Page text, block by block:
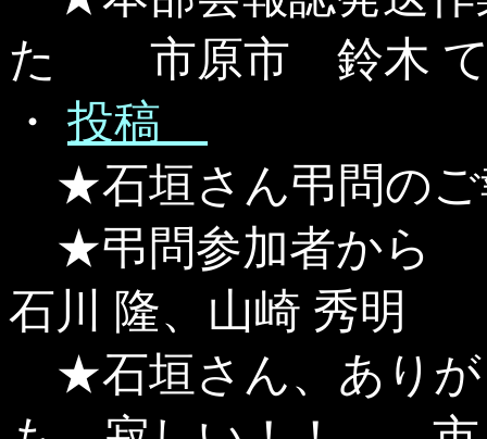
た 市原市 鈴木 て
・ 投稿
★石垣さん弔問の
★弔問参加者から
石川 隆、山崎 秀明
★石垣さん、あり